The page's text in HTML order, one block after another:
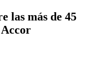
las más de 45
Accor